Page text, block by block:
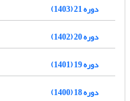
دوره 21 (1403)
دوره 20 (1402)
دوره 19 (1401)
دوره 18 (1400)